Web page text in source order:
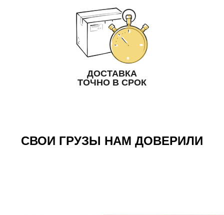
ДОСТАВКА
ТОЧНО В СРОК
СВОИ ГРУЗЫ НАМ ДОВЕРИЛИ